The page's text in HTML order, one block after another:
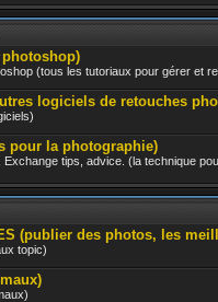
photoshop)
(tous les tutoriaux pour gérer et
logiciels de retouches
pour la photographie)
tips, advice. (la technique
(publier des photos, les
topic)